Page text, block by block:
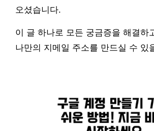
오셨습니다.
이 글 하나로 모든 궁금증을 해결하
나만의 지메일 주소를 만드실 수 있